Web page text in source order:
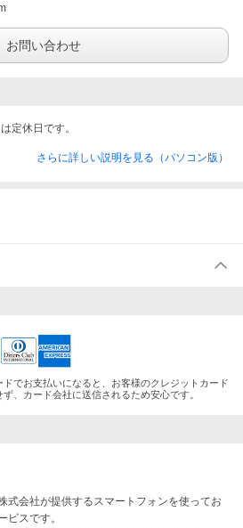
お問い合わせ
定休日です。
さらに詳しい説明を見る（パソコン版）
ドでお支払いになると、お客様のクレジットカード
、カード会社に送信されるため安心です。
式会社が提供するスマートフォンを使ってお
ビスです。